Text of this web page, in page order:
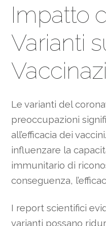
Impatto
Varianti
Le varianti del
preoccupazioni
all’efficacia dei
influenzare la
immunitario di
conseguenza,
I report scientifici
varianti possano